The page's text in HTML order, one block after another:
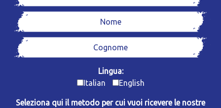
Lingua:
Italian
English
Seleziona qui il metodo per cui vuoi ricevere le nostre